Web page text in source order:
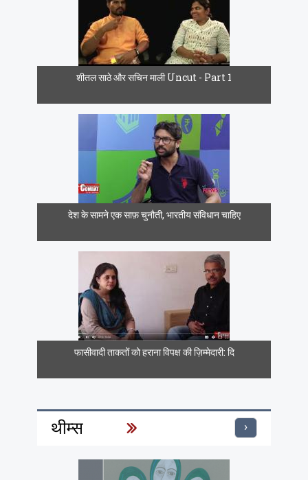
शीतल साठे और सचिन माली Uncut - Part 1
देश के सामने एक साफ़ चुनौती, भारतीय संविधान चाहिए
फासीवादी ताकतों को हराना विपक्ष की ज़िम्मेदारी: दि
थीम्स ›